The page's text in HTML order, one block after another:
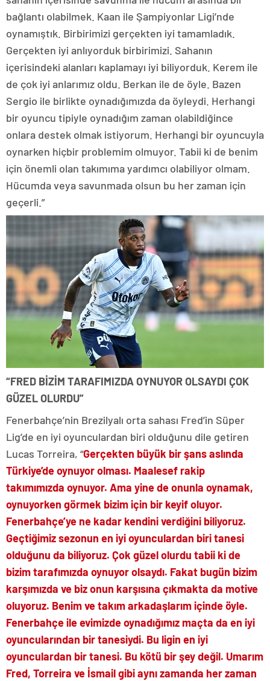
bağlantı olabilmek. Kaan ile Şampiyonlar Ligi’nde
oynamıştık. Birbirimizi gerçekten iyi tamamladık.
Gerçekten iyi anlıyorduk birbirimizi. Sahanın
içerisindeki alanları kaplamayı iyi biliyorduk. Kerem ile
de çok iyi anlarımız oldu. Berkan ile de öyle. Bazen
Sergio ile birlikte oynadığımızda da öyleydi. Herhangi
bir oyuncu tipiyle oynadığım zaman olabildiğince
onlara destek olmak istiyorum. Herhangi bir oyuncuyla
oynarken hiçbir problemim olmuyor. Tabii ki de benim
için önemli olan takımıma yardımcı olabiliyor olmam.
Hücumda veya savunmada olsun bu her zaman için
geçerli.”
“FRED BİZİM TARAFIMIZDA OYNUYOR OLSAYDI ÇOK
GÜZEL OLURDU”
Fenerbahçe’nin Brezilyalı orta sahası Fred’in Süper
Lig’de en iyi oyunculardan biri olduğunu dile getiren
Lucas Torreira, “Gerçekten büyük bir şans aslında
Türkiye’de oynuyor olması. Maalesef rakip
takımımızda oynuyor. Ama yine de onunla oynamak,
oynuyorken görmek bizim için bir keyif oluyor.
Fenerbahçe’ye ne kadar kendini verdiğini biliyoruz.
Geçtiğimiz sezonun en iyi oyunculardan biri tanesi
olduğunu da biliyoruz. Çok güzel olurdu tabii ki de
bizim tarafımızda oynuyor olsaydı. Fakat bugün bizim
karşımızda ve biz onun karşısına çıkmakta da motive
oluyoruz. Benim ve takım arkadaşlarım içinde öyle.
Fenerbahçe ile evimizde oynadığımız maçta da en iyi
oyuncularından bir tanesiydi. Bu ligin en iyi
oyunculardan bir tanesi. Bu kötü bir şey değil. Umarım
Fred, Torreira ve İsmail gibi aynı zamanda her zaman